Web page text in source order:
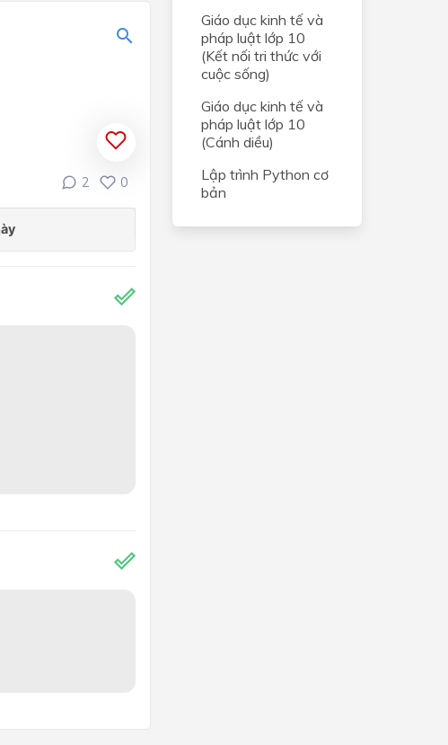
2 0
Giáo dục kinh tế và
pháp luật lớp 10
(Kết nối tri thức với
cuộc sống)
Giáo dục kinh tế và
pháp luật lớp 10
(Cánh diều)
Lập trình Python cơ
bản